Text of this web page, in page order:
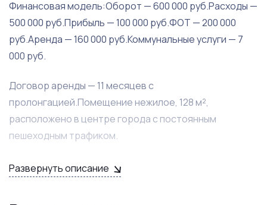
Финансовая модель:Оборот — 600 000 руб.Расходы —
500 000 руб.Прибыль — 100 000 руб.ФОТ — 200 000
руб.Аренда — 160 000 руб.Коммунальные услуги — 7
000 руб.
Договор аренды — 11 месяцев с
пролонгацией.Помещение нежилое, 128 м²,
расположено в центре города с постоянным
пешеходным трафиком.
Подтверждение прибыли: электронная
Развернуть описание